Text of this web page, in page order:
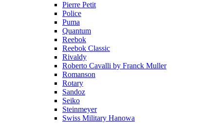
Pierre Petit
Police
Puma
Quantum
Reebok
Reebok Classic
Rivaldy
Roberto Cavalli by Franck Muller
Romanson
Rotary
Sandoz
Seiko
Steinmeyer
Swiss Military Hanowa